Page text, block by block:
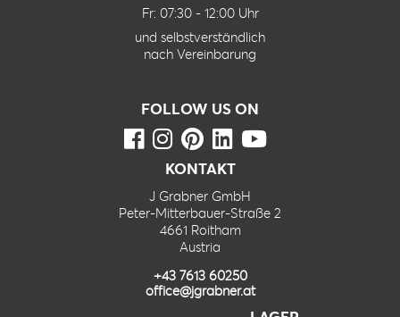
Fr: 07:30 - 12:00 Uhr
und selbstverständlich
nach Vereinbarung
FOLLOW US ON
KONTAKT
J Grabner GmbH
Peter-Mitterbauer-Straße 2
4661 Roitham
Austria
+43 7613 60250
office@jgrabner.at